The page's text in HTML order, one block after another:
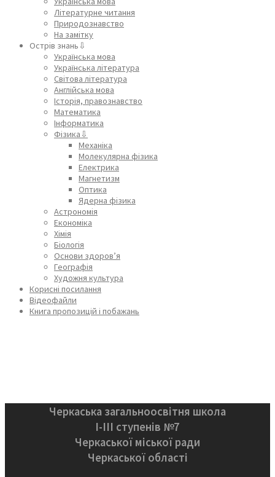
Літературне читання
Природознавство
На замітку
Острів знань⇩
Українська мова
Українська література
Світова література
Англійська мова
Історія, правознавство
Математика
Інформатика
Фізика⇩
Механіка
Молекулярна фізика
Електрика
Магнетизм
Оптика
Ядерна фізика
Астрономія
Економіка
Хімія
Біологія
Основи здоров’я
Географія
Художня культура
Корисні посилання
Відеофайли
Книга пропозицій і побажань
Черкаська загальноосвітня школа
І-ІІІ ступенів №7
Черкаської міської ради
Черкаської області